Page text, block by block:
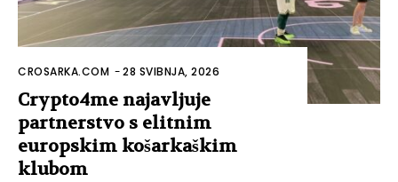
CROSARKA.COM -28 SVIBNJA, 2026
Crypto4me najavljuje
partnerstvo s elitnim
europskim košarkaškim
klubom